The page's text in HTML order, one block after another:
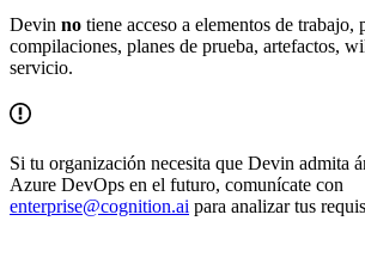
Devin no tiene acceso a elementos de trabajo,
compilaciones, planes de prueba, artefactos,
servicio.
Si tu organización necesita que Devin admita
Azure DevOps en el futuro, comunícate con
enterprise@cognition.ai para analizar tus